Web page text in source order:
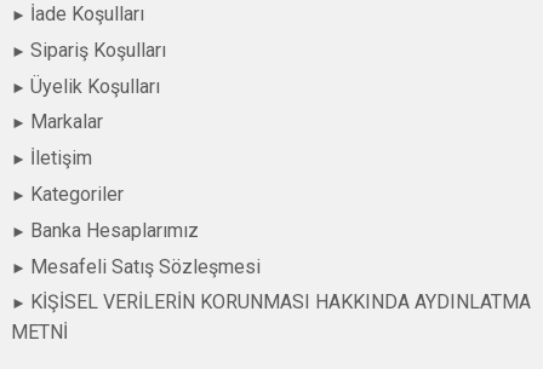
İade Koşulları
Sipariş Koşulları
Üyelik Koşulları
Markalar
İletişim
Kategoriler
Banka Hesaplarımız
Mesafeli Satış Sözleşmesi
KİŞİSEL VERİLERİN KORUNMASI HAKKINDA AYDINLATMA
METNİ